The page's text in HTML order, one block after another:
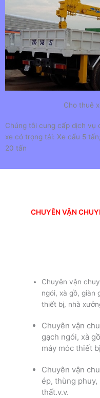
Cho thuê
Chúng tôi cung cấp dịch vụ
xe có trọng tải: Xe cẩu 5
20 tấn
CHUYÊN VẬN
Chuyên vận
ngói, xà gồ, giàn
thiết bị, nhà
Chuyên vận
gạch ngói, xà
máy móc thiết
Chuyên vận
ép, thùng
thất.v.v.